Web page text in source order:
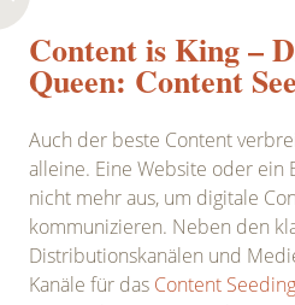
Content is King –
Queen: Content
Auch der beste Content
alleine. Eine Website oder ein
nicht mehr aus, um digitale
kommunizieren. Neben den
Distributionskanälen und
Kanäle für das Content Seeding